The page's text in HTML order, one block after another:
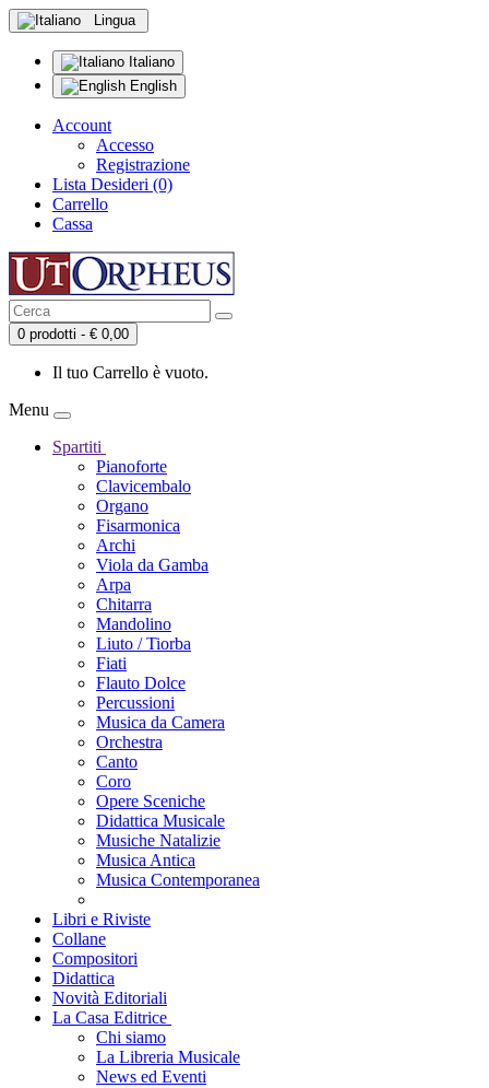
Lingua
Italiano
English
Account
Accesso
Registrazione
Lista Desideri (0)
Carrello
Cassa
0 prodotti - € 0,00
Il tuo Carrello è vuoto.
Menu
Spartiti
Pianoforte
Clavicembalo
Organo
Fisarmonica
Archi
Viola da Gamba
Arpa
Chitarra
Mandolino
Liuto / Tiorba
Fiati
Flauto Dolce
Percussioni
Musica da Camera
Orchestra
Canto
Coro
Opere Sceniche
Didattica Musicale
Musiche Natalizie
Musica Antica
Musica Contemporanea
Libri e Riviste
Collane
Compositori
Didattica
Novità Editoriali
La Casa Editrice
Chi siamo
La Libreria Musicale
News ed Eventi